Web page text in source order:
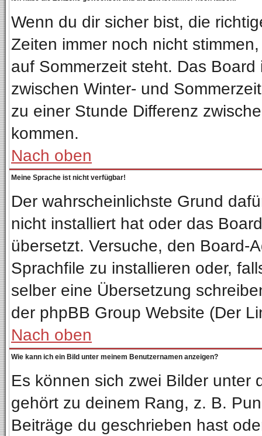
Wenn du dir sicher bist, die
Zeiten immer noch nicht
auf Sommerzeit steht. Das
zwischen Winter- und
zu einer Stunde Differenz
kommen.
Nach oben
Meine Sprache ist nicht verfügbar!
Der wahrscheinlichste Grund
nicht installiert hat oder das
übersetzt. Versuche, den Board-
Sprachfile zu installieren oder,
selber eine Übersetzung
der phpBB Group Website (Der
Nach oben
Wie kann ich ein Bild unter meinem Benutzernamen anzeigen?
Es können sich zwei Bilder unter
gehört zu deinem Rang, z. B.
Beiträge du geschrieben hast